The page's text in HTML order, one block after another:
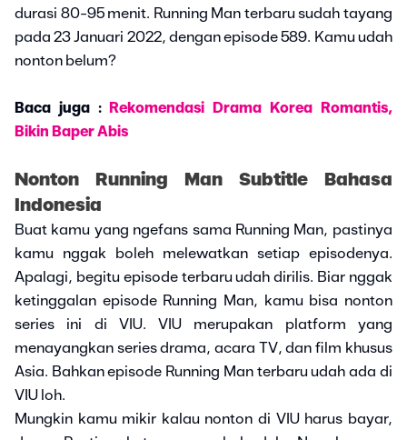
durasi 80-95 menit. Running Man terbaru sudah tayang
pada 23 Januari 2022, dengan episode 589. Kamu udah
nonton belum?
Baca juga :
Rekomendasi Drama Korea Romantis,
Bikin Baper Abis
Nonton Running Man Subtitle Bahasa
Indonesia
Buat kamu yang ngefans sama Running Man, pastinya
kamu nggak boleh melewatkan setiap episodenya.
Apalagi, begitu episode terbaru udah dirilis. Biar nggak
ketinggalan episode Running Man, kamu bisa nonton
series ini di VIU. VIU merupakan platform yang
menayangkan series drama, acara TV, dan film khusus
Asia. Bahkan episode Running Man terbaru udah ada di
VIU loh.
Mungkin kamu mikir kalau nonton di VIU harus bayar,